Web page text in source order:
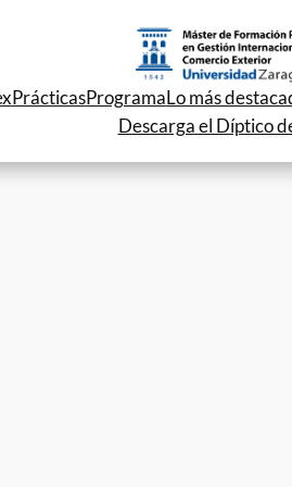
PrácticasProgramaLo más
Descarga el Díptico